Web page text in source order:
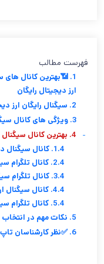
فهرست مطالب
1. 📶بهترین کانال های
ارز دیجیتال رایگان
2. سیگنال رایگان ارز دیجیتال چیست؟
3. ویژگی های کانال سیگنال کریپتو تلگرام
4. بهترین کانال سیگنال ارز دیجیتال رایگان
-
1.4. کانال سیگنال دهی کریپتو Fed Russian Insiders
2.4. کانال تلگرام سیگنال Wolf of Trading
3.4. کانال تلگرام سیگنال Binance Signals
4.4. کانال سیگنال ارز دیجیتال Crypto Whale Pumps
5.4. کانال تلگرام سیگنال ارز دیجیتال CryptoSignals.org
5. نکات مهم در انتخاب بهترین کانال های سیگنال کریپتو
6. ✅نظر کارشناسان تاپ بروکر ایران